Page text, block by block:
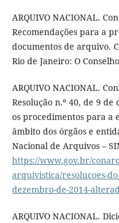
ARQUIVO NACIONAL.
Recomendações para a
documentos de arquivo.
Rio de Janeiro: O
ARQUIVO NACIONAL.
Resolução n.º 40, de 9
os procedimentos para a
âmbito dos órgãos e
Nacional de Arquivos –
https://www.gov.br/
arquivistica/resolucoes-
dezembro-de-2014-
ARQUIVO NACIONAL.